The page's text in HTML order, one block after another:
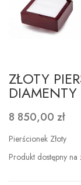
ZŁOTY
8 850,00 zł
Pierścionek Złoty
Produkt dostępny